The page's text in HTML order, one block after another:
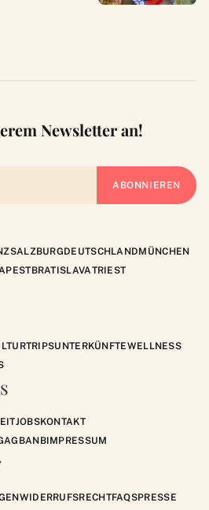
SALZBURGDEUTSCHLANDMÜNCHEN
BRATISLAVATRIEST
TRIPSUNTERKÜNFTEWELLNESS
JOBSKONTAKT
AGBANBIMPRESSUM
WIDERRUFSRECHTFAQSPRESSE
Newsletter an!